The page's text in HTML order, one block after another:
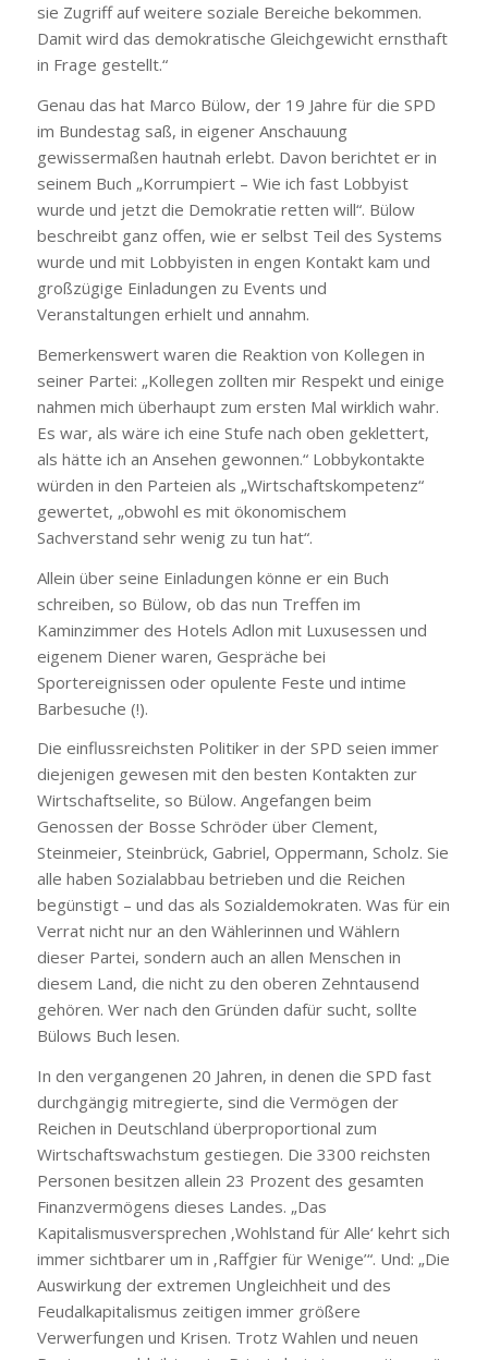
sie Zugriff auf weitere soziale Bereiche bekommen.
Damit wird das demokratische Gleichgewicht ernsthaft
in Frage gestellt.“
Genau das hat Marco Bülow, der 19 Jahre für die SPD
im Bundestag saß, in eigener Anschauung
gewissermaßen hautnah erlebt. Davon berichtet er in
seinem Buch „Korrumpiert – Wie ich fast Lobbyist
wurde und jetzt die Demokratie retten will“. Bülow
beschreibt ganz offen, wie er selbst Teil des Systems
wurde und mit Lobbyisten in engen Kontakt kam und
großzügige Einladungen zu Events und
Veranstaltungen erhielt und annahm.
Bemerkenswert waren die Reaktion von Kollegen in
seiner Partei: „Kollegen zollten mir Respekt und einige
nahmen mich überhaupt zum ersten Mal wirklich wahr.
Es war, als wäre ich eine Stufe nach oben geklettert,
als hätte ich an Ansehen gewonnen.“ Lobbykontakte
würden in den Parteien als „Wirtschaftskompetenz“
gewertet, „obwohl es mit ökonomischem
Sachverstand sehr wenig zu tun hat“.
Allein über seine Einladungen könne er ein Buch
schreiben, so Bülow, ob das nun Treffen im
Kaminzimmer des Hotels Adlon mit Luxusessen und
eigenem Diener waren, Gespräche bei
Sportereignissen oder opulente Feste und intime
Barbesuche (!).
Die einflussreichsten Politiker in der SPD seien immer
diejenigen gewesen mit den besten Kontakten zur
Wirtschaftselite, so Bülow. Angefangen beim
Genossen der Bosse Schröder über Clement,
Steinmeier, Steinbrück, Gabriel, Oppermann, Scholz. Sie
alle haben Sozialabbau betrieben und die Reichen
begünstigt – und das als Sozialdemokraten. Was für ein
Verrat nicht nur an den Wählerinnen und Wählern
dieser Partei, sondern auch an allen Menschen in
diesem Land, die nicht zu den oberen Zehntausend
gehören. Wer nach den Gründen dafür sucht, sollte
Bülows Buch lesen.
In den vergangenen 20 Jahren, in denen die SPD fast
durchgängig mitregierte, sind die Vermögen der
Reichen in Deutschland überproportional zum
Wirtschaftswachstum gestiegen. Die 3300 reichsten
Personen besitzen allein 23 Prozent des gesamten
Finanzvermögens dieses Landes. „Das
Kapitalismusversprechen ‚Wohlstand für Alle‘ kehrt sich
immer sichtbarer um in ‚Raffgier für Wenige’“. Und: „Die
Auswirkung der extremen Ungleichheit und des
Feudalkapitalismus zeitigen immer größere
Verwerfungen und Krisen. Trotz Wahlen und neuen